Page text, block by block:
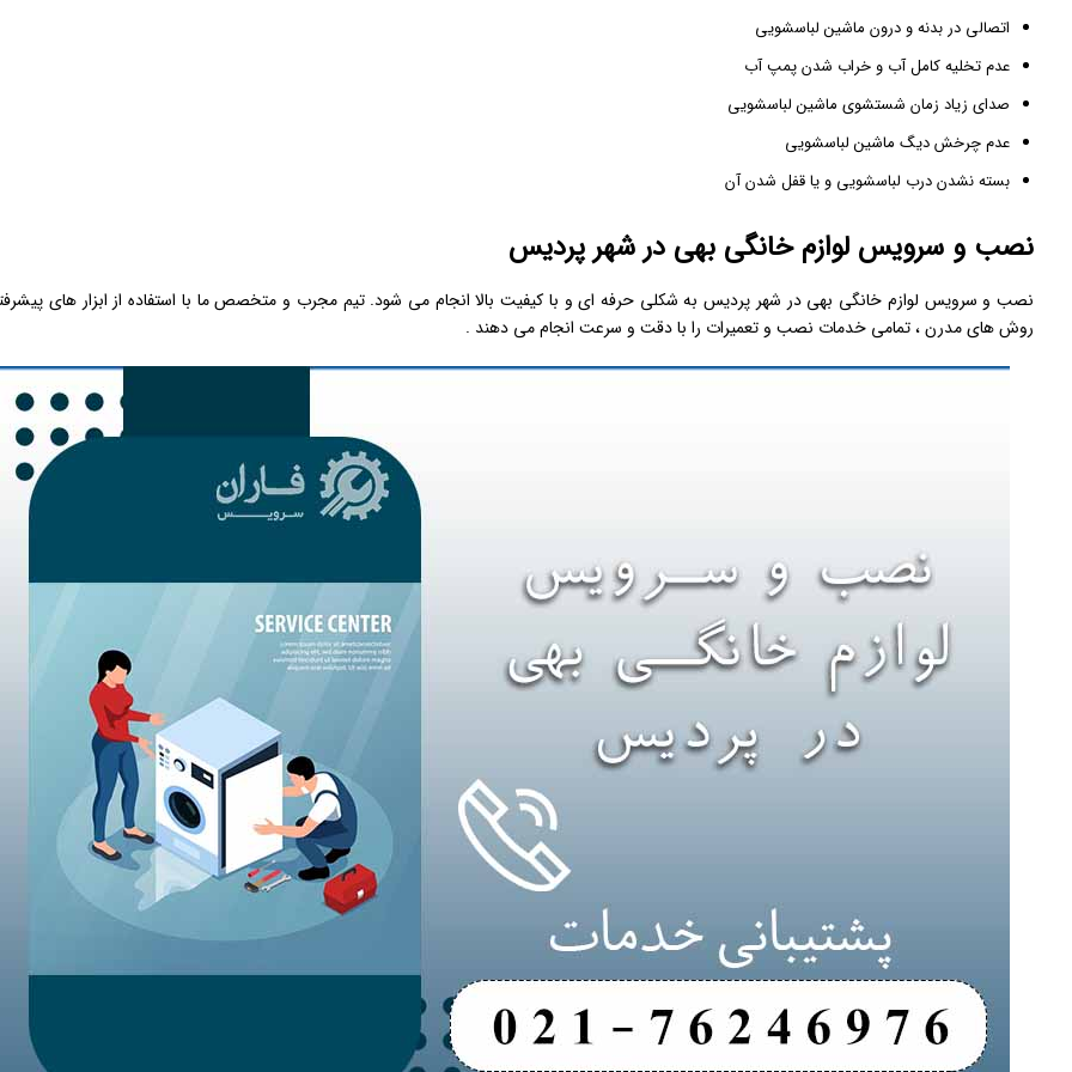
اتصالی در بدنه و درون ماشین لباسشویی
عدم تخلیه کامل آب و خراب شدن پمپ آب
صدای زیاد زمان شستشوی ماشین لباسشویی
عدم چرخش دیگ ماشین لباسشویی
بسته نشدن درب لباسشویی و یا قفل شدن آن
نصب و سرویس لوازم خانگی بهی در شهر پردیس
نصب و سرویس لوازم خانگی بهی در شهر پردیس به شکلی حرفه ‌ای و با کیفیت بالا انجام می ‌شود. تیم مجرب و متخصص ما با استفاده از ابزار های
روش‌ های مدرن ، تمامی خدمات نصب و تعمیرات را با دقت و سرعت انجام می ‌دهند .